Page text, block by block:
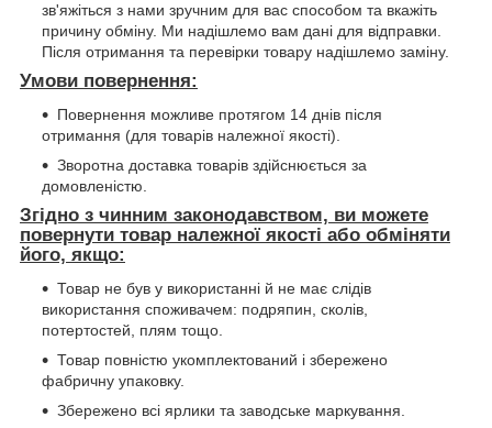
зв'яжіться з нами зручним для вас способом та вкажіть
причину обміну. Ми надішлемо вам дані для відправки.
Після отримання та перевірки товару надішлемо заміну.
Умови повернення:
Повернення можливе протягом 14 днів після
отримання (для товарів належної якості).
Зворотна доставка товарів здійснюється за
домовленістю.
Згідно з чинним законодавством, ви можете
повернути товар належної якості або обміняти
його, якщо:
Товар не був у використанні й не має слідів
використання споживачем: подряпин, сколів,
потертостей, плям тощо.
Товар повністю укомплектований і збережено
фабричну упаковку.
Збережено всі ярлики та заводське маркування.